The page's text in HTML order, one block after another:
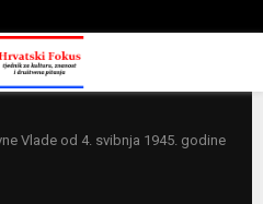
Vlade od 4. svibnja 1945. godine